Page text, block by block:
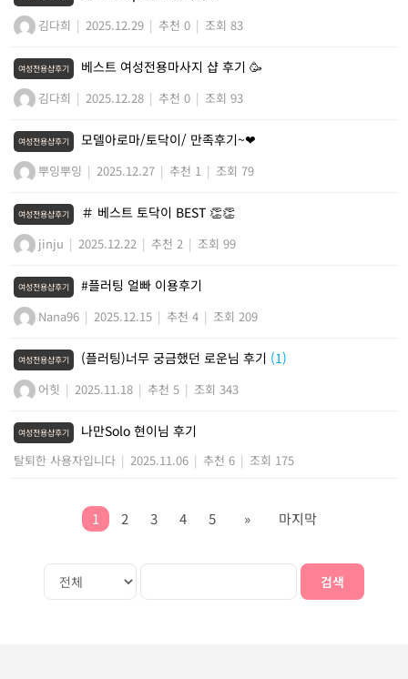
김다희 | 2025.12.29 | 추천 0 | 조회 83
여성전용샵후기 베스트 여성전용마사지 샵 후기 🥳
김다희 | 2025.12.28 | 추천 0 | 조회 93
여성전용샵후기 모델아로마/토닥이/ 만족후기~❤
뿌잉뿌잉 | 2025.12.27 | 추천 1 | 조회 79
여성전용샵후기 ＃ 베스트 토닥이 BEST 👏👏
jinju | 2025.12.22 | 추천 2 | 조회 99
여성전용샵후기 #플러팅 얼빠 이용후기
Nana96 | 2025.12.15 | 추천 4 | 조회 209
여성전용샵후기 (플러팅)너무 궁금했던 로운님 후기 (1)
어힛 | 2025.11.18 | 추천 5 | 조회 343
여성전용샵후기 나만Solo 현이님 후기
탈퇴한 사용자입니다 | 2025.11.06 | 추천 6 | 조회 175
1 2 3 4 5 » 마지막
검색